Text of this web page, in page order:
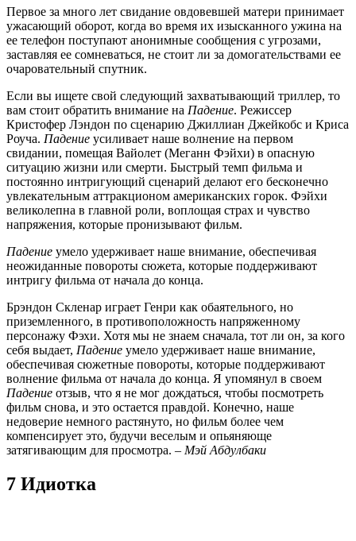
Первое за много лет свидание овдовевшей матери принимает
ужасающий оборот, когда во время их изысканного ужина на
ее телефон поступают анонимные сообщения с угрозами,
заставляя ее сомневаться, не стоит ли за домогательствами ее
очаровательный спутник.
Если вы ищете свой следующий захватывающий триллер, то
вам стоит обратить внимание на Падение. Режиссер
Кристофер Лэндон по сценарию Джиллиан Джейкобс и Криса
Роуча. Падение усиливает наше волнение на первом
свидании, помещая Вайолет (Меганн Фэйхи) в опасную
ситуацию жизни или смерти. Быстрый темп фильма и
постоянно интригующий сценарий делают его бесконечно
увлекательным аттракционом американских горок. Фэйхи
великолепна в главной роли, воплощая страх и чувство
напряжения, которые пронизывают фильм.
Падение умело удерживает наше внимание, обеспечивая
неожиданные повороты сюжета, которые поддерживают
интригу фильма от начала до конца.
Брэндон Скленар играет Генри как обаятельного, но
приземленного, в противоположность напряженному
персонажу Фэхи. Хотя мы не знаем сначала, тот ли он, за кого
себя выдает, Падение умело удерживает наше внимание,
обеспечивая сюжетные повороты, которые поддерживают
волнение фильма от начала до конца. Я упомянул в своем
Падение отзыв, что я не мог дождаться, чтобы посмотреть
фильм снова, и это остается правдой. Конечно, наше
недоверие немного растянуто, но фильм более чем
компенсирует это, будучи веселым и опьяняюще
затягивающим для просмотра. – Мэй Абдулбаки
7 Идиотка